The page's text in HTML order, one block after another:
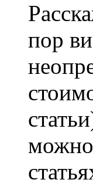
пор
можно